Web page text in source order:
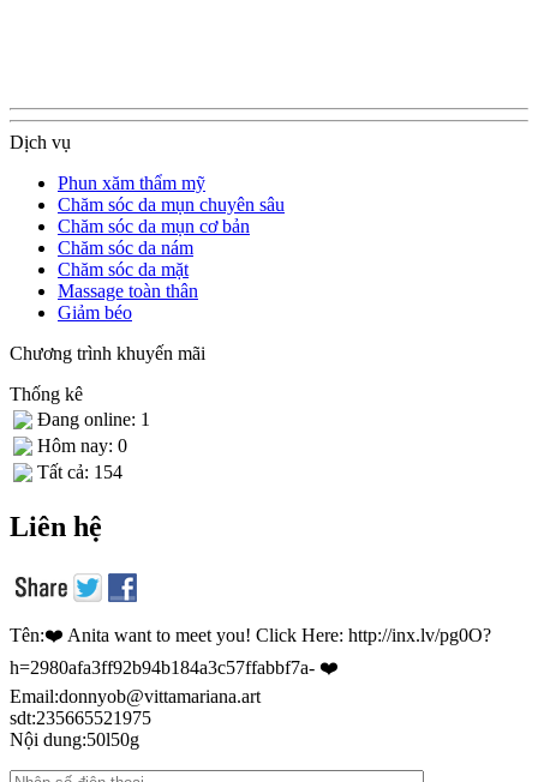
Dịch vụ
Phun xăm thẩm mỹ
Chăm sóc da mụn chuyên sâu
Chăm sóc da mụn cơ bản
Chăm sóc da nám
Chăm sóc da mặt
Massage toàn thân
Giảm béo
Chương trình khuyến mãi
Thống kê
Đang online: 1
Hôm nay: 0
Tất cả: 154
Liên hệ
Tên:❤️ Anita want to meet you! Click Here: http://inx.lv/pg0O?
h=2980afa3ff92b94b184a3c57ffabbf7a- ❤️
Email:donnyob@vittamariana.art
sdt:235665521975
Nội dung:50l50g